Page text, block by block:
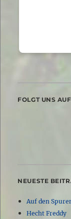
FOLGT UNS
NEUESTE
Auf den
Hecht Freddy